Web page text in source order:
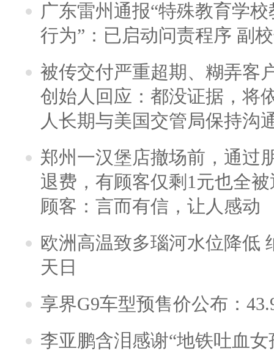
广东雷州通报“特殊教育学
行为”：已启动问责程序 副
被传交付严重超期、糊弄客
创始人回应：都没证据，将
人长期与美国交管局保持沟
郑州一汉堡店撤场前，通过
退费，有顾客仅剩1元也全
顾客：言而有信，让人感动
欧洲高温致多瑙河水位降低
天日
享界G9车型预售价公布：
李亚鹏含泪感谢“地铁吐血